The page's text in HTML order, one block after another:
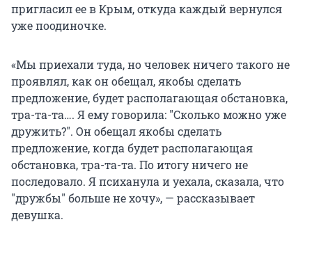
пригласил ее в Крым, откуда каждый вернулся
уже поодиночке.
«Мы приехали туда, но человек ничего такого не
проявлял, как он обещал, якобы сделать
предложение, будет располагающая обстановка,
тра-та-та…. Я ему говорила: "Сколько можно уже
дружить?". Он обещал якобы сделать
предложение, когда будет располагающая
обстановка, тра-та-та. По итогу ничего не
последовало. Я психанула и уехала, сказала, что
"дружбы" больше не хочу», — рассказывает
девушка.